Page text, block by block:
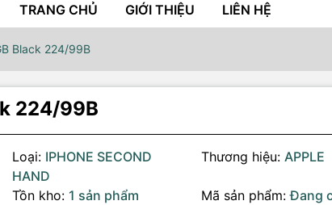
TRANG CHỦ GIỚI THIỆU LIÊN HỆ
Black 224/99B
224/99B
Loại: IPHONE SECOND
HAND
Thương hiệu: APPLE
Tồn kho: 1 sản phẩm Mã sản phẩm: Đang